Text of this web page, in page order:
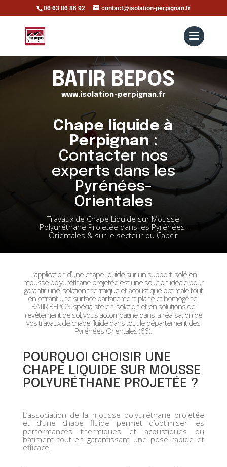
06 63 86 86 92 contact@isolation-perpignan.fr
BATIR BEPOS
www.isolation-perpignan.fr
Chape liquide à
Perpignan:
Contacter nos
experts dans les
Pyrénées-
Orientales
Travaux de Chape Liquide sur Mousse
Polyuréthane Projetée dans les Pyrénées-
Orientales & sur le secteur du Capcir
L’application d’une chape liquide sur un support isolé en
mousse polyuréthane projetée est une solution idéale pour
garantir une isolation thermique et acoustique optimale tout
en offrant une surface parfaitement plane et homogène.
BATIR BEPOS, spécialiste en isolation et en solutions de
revêtement de sol, vous accompagne dans la réalisation de
vos travaux de chape fluide dans tout le département des
Pyrénées-Orientales (66).
POURQUOI CHOISIR UNE
CHAPE LIQUIDE SUR MOUSSE
POLYURÉTHANE PROJETÉE ?
L’association de la mousse polyuréthane projetée
et d’une chape fluide permet d’optimiser les
performances thermiques et acoustiques du
bâtiment tout en garantissant une pose rapide et
efficace.